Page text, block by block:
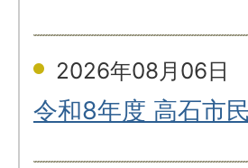
2026年08月06日
令和8年度 高石市